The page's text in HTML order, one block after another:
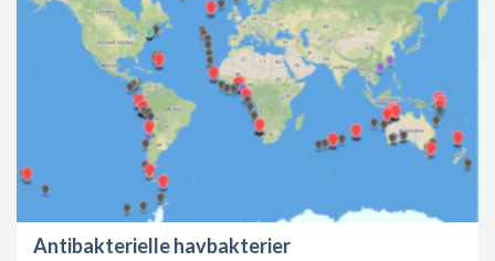
Antibakterielle havbakterier